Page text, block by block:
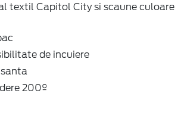
textil Capitol City si scaune culoare
de incuiere
200º